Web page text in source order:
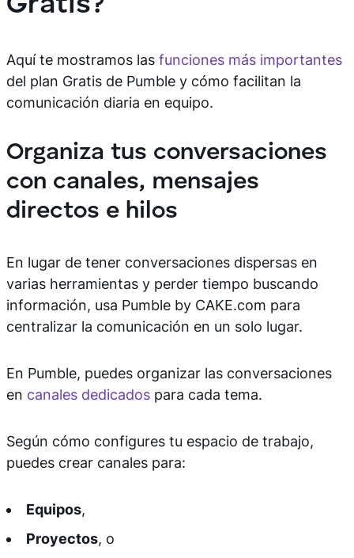
Aquí te mostramos las funciones más importantes
del plan Gratis de Pumble y cómo facilitan la
comunicación diaria en equipo.
Organiza tus conversaciones
con canales, mensajes
directos e hilos
En lugar de tener conversaciones dispersas en
varias herramientas y perder tiempo buscando
información, usa Pumble by CAKE.com para
centralizar la comunicación en un solo lugar.
En Pumble, puedes organizar las conversaciones
en canales dedicados para cada tema.
Según cómo configures tu espacio de trabajo,
puedes crear canales para:
Equipos,
Proyectos, o